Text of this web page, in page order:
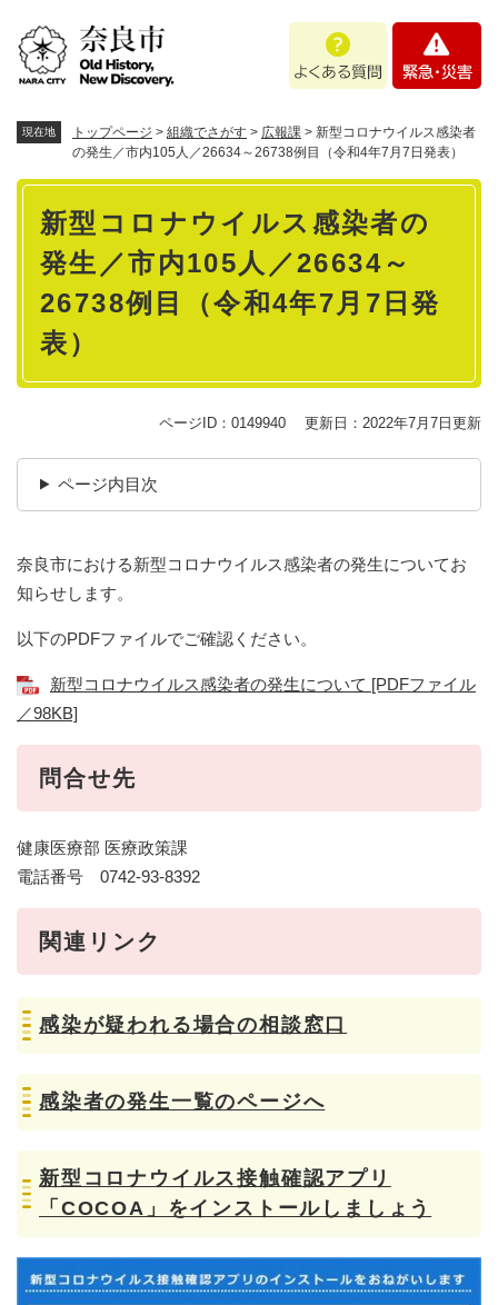
あ
問
・
現在地 トップページ > 組織でさがす > 広報課 > 新型コロナウイルス感染者
の発生／市内105人／26634～26738例目（令和4年7月7日発表）
本
新型コロナウイルス感染者の
発生／市内105人／26634～
26738例目（令和4年7月7日発
表）
ページID：0149940 更新日：2022年7月7日更新
ページ内目次
奈良市における新型コロナウイルス感染者の発生についてお
知らせします。
以下のPDFファイルでご確認ください。
新型コロナウイルス感染者の発生について [PDFファイル
／98KB]
問合せ先
健康医療部 医療政策課
電話番号 0742-93-8392
関連リンク
感染が疑われる場合の相談窓口
感染者の発生一覧のページへ
新型コロナウイルス接触確認アプリ
「COCOA」をインストールしましょう